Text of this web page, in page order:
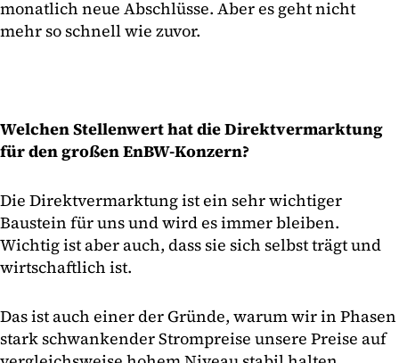
monatlich neue Abschlüsse. Aber es geht nicht
mehr so schnell wie zuvor.
Welchen Stellenwert hat die Direktvermarktung
für den großen EnBW-Konzern?
Die Direktvermarktung ist ein sehr wichtiger
Baustein für uns und wird es immer bleiben.
Wichtig ist aber auch, dass sie sich selbst trägt und
wirtschaftlich ist.
Das ist auch einer der Gründe, warum wir in Phasen
stark schwankender Strompreise unsere Preise auf